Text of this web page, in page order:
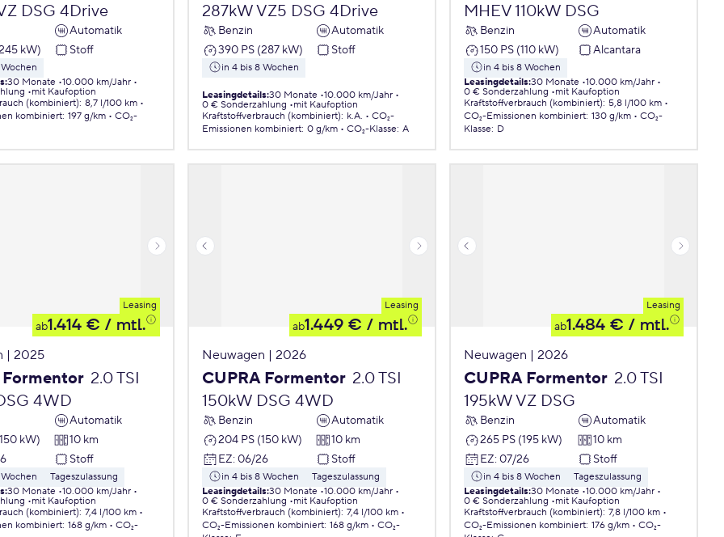
DSG 4Drive
Automatik
kW)
Stoff
:30 Monate 10.000 km/Jahr
mit Kaufoption
(kombiniert): 8,7 l/100 km
kombiniert: 197 g/km
CO₂-
287kW VZ5 DSG 4Drive
Benzin
Automatik
390 PS (287 kW)
Stoff
in 4 bis 8 Wochen
Leasingdetails:30 Monate 10.000 km/Jahr
0 € Sonderzahlung
mit Kaufoption
Kraftstoffverbrauch (kombiniert): k.A.
CO₂-
Emissionen kombiniert: 0 g/km CO₂-Klasse: A
MHEV 110kW DSG
Benzin
Automatik
150 PS (110 kW)
Alcantara
in 4 bis 8 Wochen
Leasingdetails:30 Monate 10.000 km/Jahr
0 € Sonderzahlung
mit Kaufoption
Kraftstoffverbrauch (kombiniert): 5,8 l/100 km
CO₂-Emissionen kombiniert: 130 g/km
CO₂-
Klasse: D
Leasing
ab1.414 € / mtl.
| 2025
Formentor 2.0 TSI
4WD
Automatik
kW)
10 km
Stoff
Tageszulassung
:30 Monate 10.000 km/Jahr
mit Kaufoption
(kombiniert): 7,4 l/100 km
kombiniert: 168 g/km
CO₂-
Leasing
ab1.449 € / mtl.
Neuwagen | 2026
CUPRA Formentor 2.0 TSI
150kW DSG 4WD
Benzin
Automatik
204 PS (150 kW)
10 km
EZ: 06/26 Stoff
in 4 bis 8 Wochen
Tageszulassung
Leasingdetails:30 Monate 10.000 km/Jahr
0 € Sonderzahlung
mit Kaufoption
Kraftstoffverbrauch (kombiniert): 7,4 l/100 km
CO₂-Emissionen kombiniert: 168 g/km
CO₂-
Leasing
ab1.484 € / mtl.
Neuwagen | 2026
CUPRA Formentor 2.0 TSI
195kW VZ DSG
Benzin
Automatik
265 PS (195 kW)
10 km
EZ: 07/26 Stoff
in 4 bis 8 Wochen
Tageszulassung
Leasingdetails:30 Monate 10.000 km/Jahr
0 € Sonderzahlung
mit Kaufoption
Kraftstoffverbrauch (kombiniert): 7,8 l/100 km
CO₂-Emissionen kombiniert: 176 g/km
CO₂-